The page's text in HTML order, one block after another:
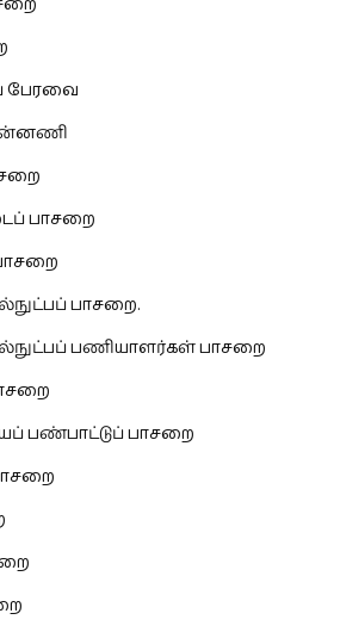
பேரவை
பாசறை
பாசறை.
பணியாளர்கள் பாசறை
பண்பாட்டுப் பாசறை